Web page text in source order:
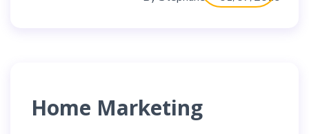
Home Marketing